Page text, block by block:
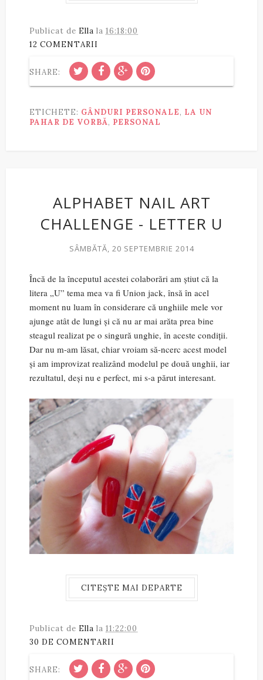
Publicat de Ella la 16:18:00
12 COMENTARII
SHARE:
ETICHETE: GÂNDURI PERSONALE, LA UN
PAHAR DE VORBĂ, PERSONAL
ALPHABET NAIL ART
CHALLENGE - LETTER U
SÂMBĂTĂ, 20 SEPTEMBRIE 2014
Încă de la începutul acestei colaborări am știut că la
litera „U” tema mea va fi Union jack, însă în acel
moment nu luam în considerare că unghiile mele vor
ajunge atât de lungi și că nu ar mai arăta prea bine
steagul realizat pe o singură unghie, în aceste condiții.
Dar nu m-am lăsat, chiar vroiam să-ncerc acest model
și am improvizat realizând modelul pe două unghii, iar
rezultatul, deși nu e perfect, mi s-a părut interesant.
CITEȘTE MAI DEPARTE
Publicat de Ella la 11:22:00
30 DE COMENTARII
SHARE: